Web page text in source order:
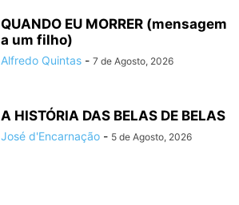
QUANDO EU MORRER (mensagem
a um filho)
Alfredo Quintas - 7 de Agosto, 2026
A HISTÓRIA DAS BELAS DE BELAS
José d'Encarnação - 5 de Agosto, 2026